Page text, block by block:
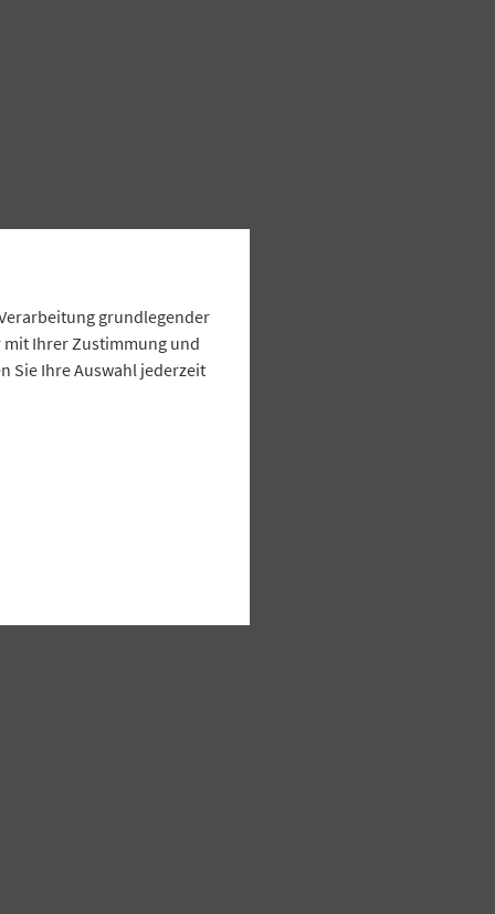
grundlegender
mit Ihrer Zustimmung und
Sie Ihre Auswahl jederzeit